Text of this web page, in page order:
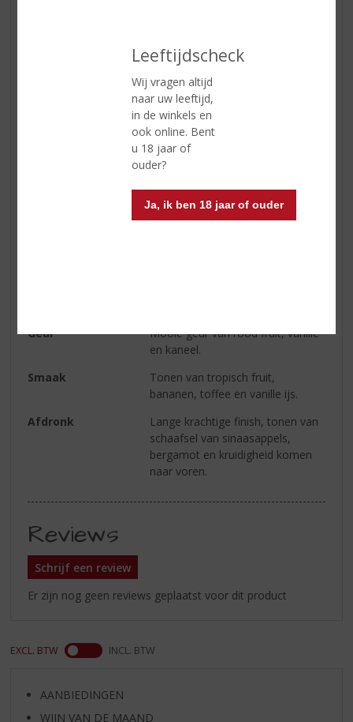
Leeftijdscheck
Wij vragen altijd
naar uw leeftijd,
in de winkels en
ook online. Bent
u 18 jaar of
ouder?
Ja, ik ben 18 jaar of ouder
In winkelmand
ETIKETINFORMATIE
Land van Herkomst
Schotland
70 CL
Alcoholpercentage
44% vol
Geur
Mooie geur van rood fruit, vanille
en kaneel.
Smaak
Tonen van tropisch fruit,
bananen, toffee en vanille ijs.
Afdronk
Lange krachtige finish, tonen van
schaafsel van sinaasappels,
bergamot en kruidigheid komen
naar voren.
Reviews
Schrijf een review
Er zijn nog geen reviews geplaatst voor dit product
EXCL. BTW INCL. BTW
AANBIEDINGEN
WIJN VAN DE MAAND